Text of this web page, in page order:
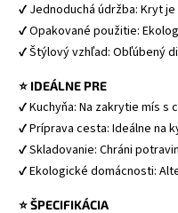
✔ Jednoduchá údržba: Kryt
✔ Opakované použitie:
✔ Štýlový vzhľad: Obľúbený
⭐ IDEÁLNE PRE
✔ Kuchyňa: Na zakrytie mís
✔ Príprava cesta: Ideálne na
✔ Skladovanie: Chráni
✔ Ekologické domácnosti:
⭐ ŠPECIFIKÁCIA